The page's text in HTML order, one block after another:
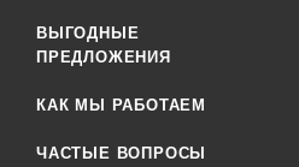
ВЫГОДНЫЕ
ПРЕДЛОЖЕНИЯ
КАК МЫ РАБОТАЕМ
ЧАСТЫЕ ВОПРОСЫ